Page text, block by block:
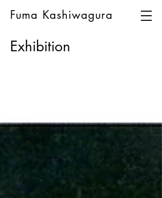
Fuma Kashiwagura
Exhibition